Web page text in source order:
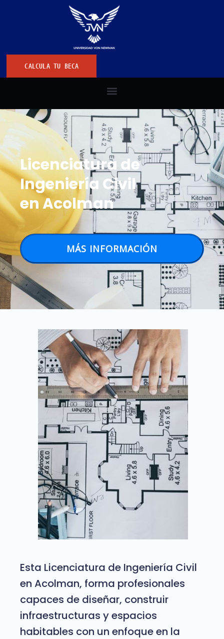
CALCULA TU BECA
Licenciatura de
Ingeniería Civil
en Acolman
MÁS INFORMACIÓN
Esta Licenciatura de Ingeniería Civil
en Acolman, forma profesionales
capaces de diseñar, construir
infraestructuras y espacios
habitables con un enfoque en la